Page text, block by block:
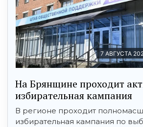
7 АВГУСТА
На Брянщине проходит
избирательная кампания
В регионе проходит
избирательная кампания по